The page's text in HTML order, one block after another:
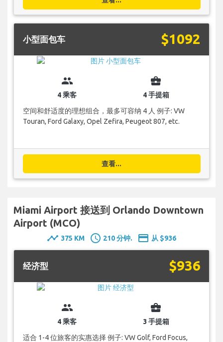
小型面包车 $1092
group
4 乘客
business_center
4 手提箱
空间和舒适度的理想组合，最多可容纳 4 人 例子: VW
Touran, Ford Galaxy, Opel Zefira, Peugeot 807, etc.
查看...
Miami Airport 接送到 Orlando Downtown
Airport (MCO)
timeline 375 KM schedule 210 分钟. payment 从 $936
经济型 $936
group
4 乘客
business_center
3 手提箱
适合 1-4 位旅客的实惠选择 例子: VW Golf, Ford Focus,